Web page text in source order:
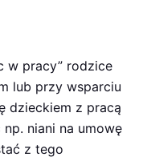
w pracy” rodzice
lub przy wsparciu
dzieckiem z pracą
niani na umowę
z tego